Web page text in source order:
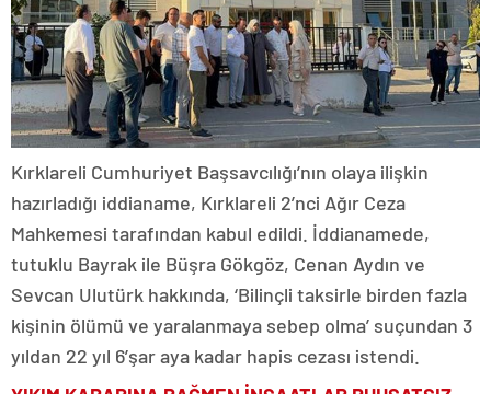
Kırklareli Cumhuriyet Başsavcılığı’nın olaya ilişkin
hazırladığı iddianame, Kırklareli 2’nci Ağır Ceza
Mahkemesi tarafından kabul edildi. İddianamede,
tutuklu Bayrak ile Büşra Gökgöz, Cenan Aydın ve
Sevcan Ulutürk hakkında, ‘Bilinçli taksirle birden fazla
kişinin ölümü ve yaralanmaya sebep olma’ suçundan 3
yıldan 22 yıl 6’şar aya kadar hapis cezası istendi.